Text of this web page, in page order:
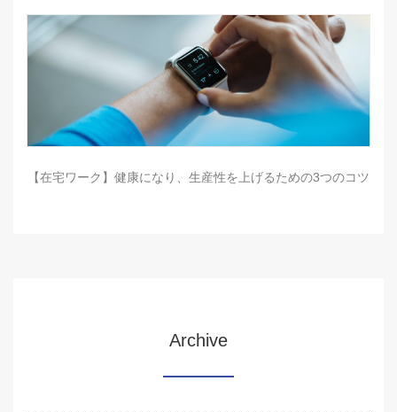
【在宅ワーク】健康になり、生産性を上げるための3つのコツ
Archive